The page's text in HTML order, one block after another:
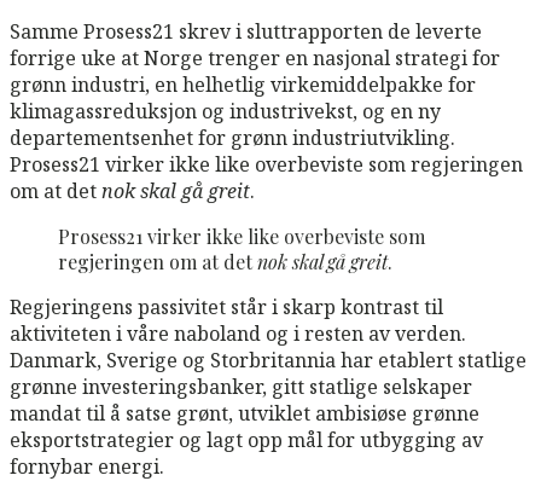
Samme Prosess21 skrev i sluttrapporten de leverte
forrige uke at Norge trenger en nasjonal strategi for
grønn industri, en helhetlig virkemiddelpakke for
klimagassreduksjon og industrivekst, og en ny
departementsenhet for grønn industriutvikling.
Prosess21 virker ikke like overbeviste som regjeringen
om at detnok skal gå greit.
Prosess21 virker ikke like overbeviste som
regjeringen om at detnok skal gå greit.
Regjeringens passivitet står i skarp kontrast til
aktiviteten i våre naboland og i resten av verden.
Danmark, Sverige og Storbritannia har etablert statlige
grønne investeringsbanker, gitt statlige selskaper
mandat til å satse grønt, utviklet ambisiøse grønne
eksportstrategier og lagt opp mål for utbygging av
fornybar energi.